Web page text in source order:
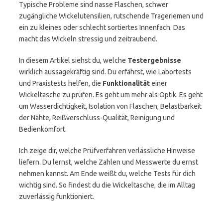
Typische Probleme sind nasse Flaschen, schwer
zugängliche Wickelutensilien, rutschende Trageriemen und
ein zu kleines oder schlecht sortiertes Innenfach. Das
macht das Wickeln stressig und zeitraubend.
In diesem Artikel siehst du, welche Testergebnisse
wirklich aussagekräftig sind. Du erfährst, wie Labortests
und Praxistests helfen, die Funktionalitäteiner
Wickeltasche zu prüfen. Es geht um mehr als Optik. Es geht
um Wasserdichtigkeit, Isolation von Flaschen, Belastbarkeit
der Nähte, Reißverschluss-Qualität, Reinigung und
Bedienkomfort.
Ich zeige dir, welche Prüfverfahren verlässliche Hinweise
liefern. Du lernst, welche Zahlen und Messwerte du ernst
nehmen kannst. Am Ende weißt du, welche Tests für dich
wichtig sind. So findest du die Wickeltasche, die im Alltag
zuverlässig funktioniert.